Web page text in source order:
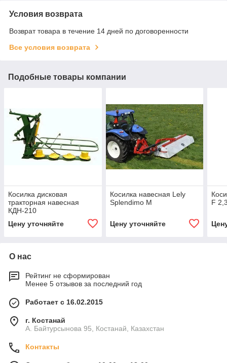
Условия возврата
Возврат товара в течение 14 дней по договоренности
Все условия возврата
Подобные товары компании
Косилка дисковая
тракторная навесная
КДН-210
Цену уточняйте
Косилка навесная Lely
Splendimo M
Цену уточняйте
F
О нас
Рейтинг не сформирован
Менее 5 отзывов за последний год
Работает с 16.02.2015
г. Костанай
А. Байтурсынова 95, Костанай, Казахстан
Контакты